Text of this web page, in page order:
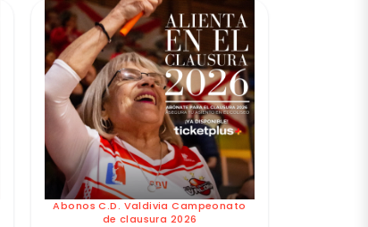
Abonos C.D. Valdivia Campeonato
de clausura 2026